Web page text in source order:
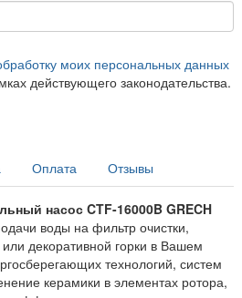
моих персональных данных
действующего законодательства.
Оплата Отзывы
насос CTF-16000B GRECH
воды на фильтр очистки,
декоративной горки в Вашем
технологий, систем
керамики в элементах ротора,